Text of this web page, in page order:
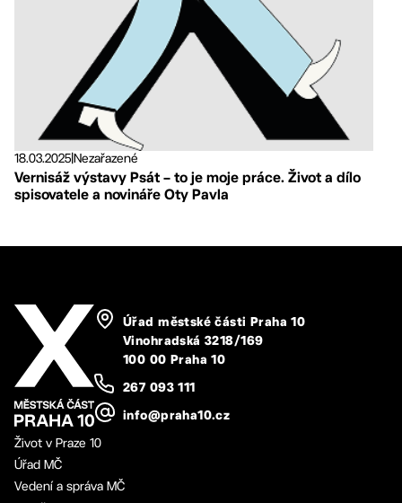
18.03.2025Nezařazené
Vernisáž výstavy Psát – to je moje práce. Život a dílo
spisovatele a novináře Oty Pavla
Úřad městské části Praha 10
Vinohradská 3218/169
100 00 Praha 10
267 093 111
info@praha10.cz
Život v Praze 10
Úřad MČ
Vedení a správa MČ